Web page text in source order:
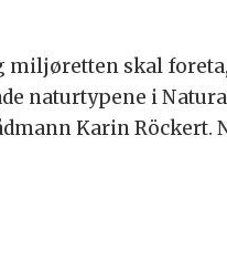
skal
naturtypene i
Karin Röckert.